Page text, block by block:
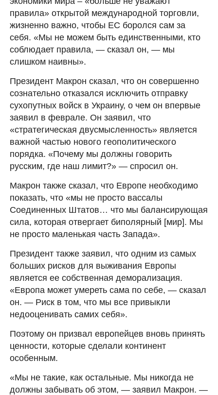
правила» открытой международной торговли,
жизненно важно, чтобы ЕС боролся сам за
себя. «Мы не можем быть единственными, кто
соблюдает правила, — сказал он, — мы
слишком наивны».
Президент Макрон сказал, что он совершенно
сознательно отказался исключить отправку
сухопутных войск в Украину, о чем он впервые
заявил в феврале. Он заявил, что
«стратегическая двусмысленность» является
важной частью нового геополитического
порядка. «Почему мы должны говорить
русским, где наш лимит?» — спросил он.
Макрон также сказал, что Европе необходимо
показать, что «мы не просто вассалы
Соединенных Штатов… что мы балансирующая
сила, которая отвергает биполярный [мир]. Мы
не просто маленькая часть Запада».
Президент также заявил, что одним из самых
больших рисков для выживания Европы
является ее собственная деморализация.
«Европа может умереть сама по себе, — сказал
он. — Риск в том, что мы все привыкли
недооценивать самих себя».
Поэтому он призвал европейцев вновь принять
ценности, которые сделали континент
особенным.
«Мы не такие, как остальные. Мы никогда не
должны забывать об этом, — заявил Макрон. —